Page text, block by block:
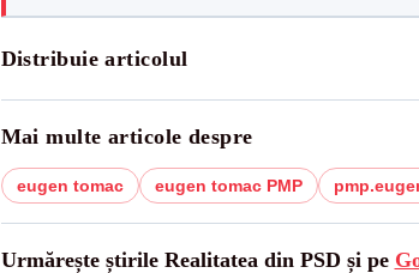
Distribuie articolul
Mai multe articole despre
eugen tomac eugen tomac PMP
Urmărește știrile Realitatea din PSD și pe